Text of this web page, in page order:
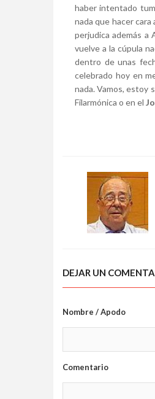
haber intentado
nada que hacer
perjudica además a
vuelve a la cúpula
dentro de unas
celebrado hoy en
nada. Vamos, estoy
Filarmónica o en el
DEJAR UN
Nombre / Apodo
Comentario